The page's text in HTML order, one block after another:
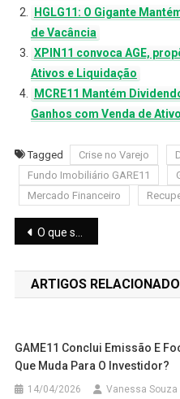
HGLG11: O Gigante
de Vacância
XPIN11 convoca AGE,
Ativos e Liquidação
MCRE11 Mantém
Ganhos com Venda de
Tagged Crise no Varejo
Fundo Imobiliário GARE11
Mercado Financeiro
Navegação
de
Post
O que são Fundos Imobiliários? O Guia Definitivo para Começar a Investir em FIIs
ARTIGOS
GAME11 Conclui Emissão E
Que Muda Para O Investidor?
14/04/2026 Vanessa Souza